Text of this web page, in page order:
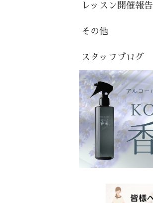
レッスン開催報告
その他
スタッフブログ